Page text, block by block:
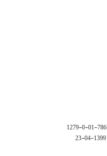
786-01-0-1279
1399-04-23